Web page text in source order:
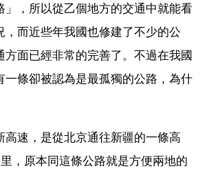
」，所以從乙個地方的交通中就能看
，而近些年我國也修建了不少的公
方面已經非常的完善了。不過在我國
一條卻被認為是最孤獨的公路，為什
高速，是從北京通往新疆的一條高
，原本同這條公路就是方便兩地的